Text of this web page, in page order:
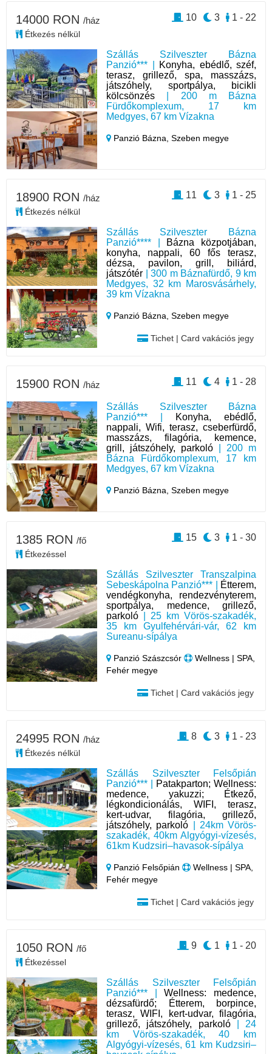
Szállás Szilveszter Bázna
Panzió*** |
Konyha, ebédlő, széf,
terasz, grillező, spa, masszázs,
játszóhely, sportpálya, bicikli
kölcsönzés | 200 m Bázna
Fürdőkomplexum, 17 km
Medgyes, 67 km Vízakna
Panzió Bázna,Szeben megye
14000 RON /ház
Étkezés nélkül
1 - 22
3
10
Szállás Szilveszter Bázna
Panzió**** | Bázna közpotjában,
konyha, nappali, 60 fős terasz,
dézsa, pavilon, grill, biliárd,
játszótér | 300 m Báznafürdő, 9 km
Medgyes, 32 km Marosvásárhely,
39 km Vízakna
Panzió Bázna,Szeben megye
Tichet | Card vakációs jegy
18900 RON /ház
Étkezés nélkül
1 - 25
3
11
Szállás Szilveszter Bázna
Panzió*** |
Konyha, ebédlő,
nappali, Wifi, terasz, cseberfürdő,
masszázs, filagória, kemence,
grill, játszóhely, parkoló | 200 m
Bázna Fürdőkomplexum, 17 km
Medgyes, 67 km Vízakna
Panzió Bázna,Szeben megye
15900 RON /ház 1 - 28
4
11
Szállás Szilveszter Transzalpina
Sebeskápolna Panzió*** |
Étterem,
vendégkonyha, rendezvényterem,
sportpálya, medence, grillező,
parkoló | 25 km Vörös-szakadék,
35 km Gyulfehérvári-vár, 62 km
Sureanu-sípálya
Panzió Szászcsór
Wellness | SPA,
Fehér megye
Tichet | Card vakációs jegy
1385 RON /fő
Étkezéssel
1 - 30
3
15
Szállás Szilveszter Felsőpián
Panzió*** |
Patakparton; Wellness:
medence, yakuzzi; Étkező,
légkondicionálás, WIFI, terasz,
kert-udvar, filagória, grillező,
játszóhely, parkoló | 24km Vörös-
szakadék, 40km Algyógyi-vízesés,
61km Kudzsiri–havasok-sípálya
Panzió Felsőpián
Wellness | SPA,
Fehér megye
Tichet | Card vakációs jegy
24995 RON /ház
Étkezés nélkül
1 - 23
3
8
Szállás Szilveszter Felsőpián
Panzió*** |Wellness: medence,
dézsafürdő; Étterem, borpince,
terasz, WIFI, kert-udvar, filagória,
grillező, játszóhely, parkoló| 24
km Vörös-szakadék, 40 km
Algyógyi-vízesés, 61 km Kudzsiri–
1050 RON /fő
Étkezéssel
1 - 20
1
9